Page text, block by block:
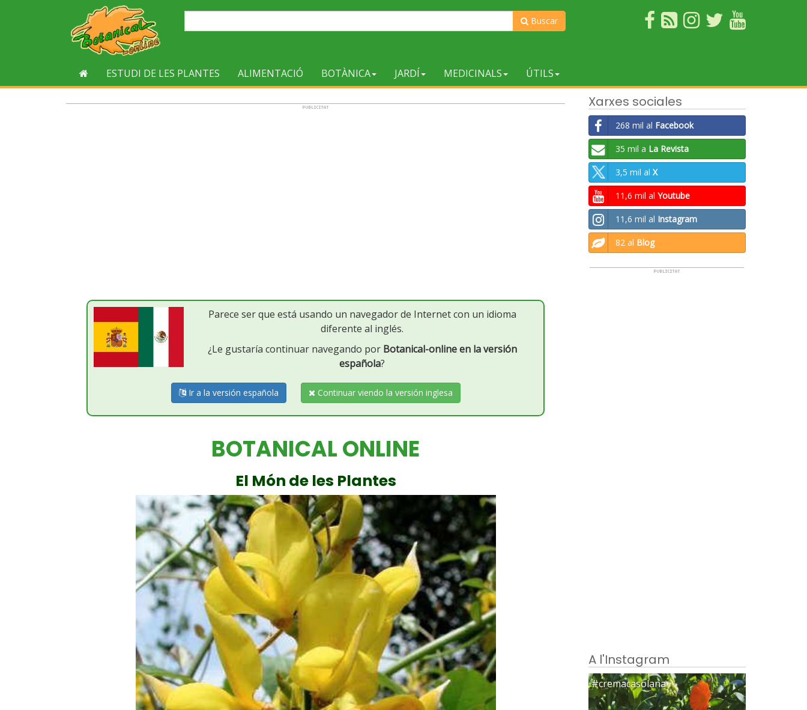
Buscar
ESTUDI DE LES PLANTES ALIMENTACIÓ BOTÀNICA JARDÍ MEDICINALS ÚTILS
Parece ser que está usando un navegador de Internet con un idioma
diferente al inglés.
¿Le gustaría continuar navegando por Botanical-online en la versión
española?
Ir a la versión española Continuar viendo la versión inglesa
BOTANICAL ONLINE
El Món de les Plantes
Xarxes sociales
268 mil al Facebook
35 mil a La Revista
3,5 mil al X
11,6 mil al Youtube
11,6 mil al Instagram
82 al Blog
A l'Instagram
#cremacasolana